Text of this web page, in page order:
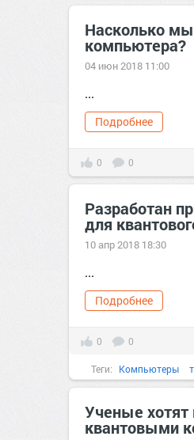
Насколько мы
компьютера?
04 июн 2018 11:00
...
Подробнее
0 0
Разработан
для
10 апр 2018 18:30
...
Подробнее
0 0
Теги: Компьютеры
Ученые
квантовыми